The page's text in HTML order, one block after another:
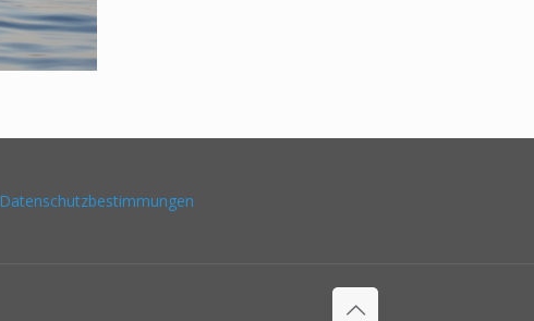
Datenschutzbestimmungen